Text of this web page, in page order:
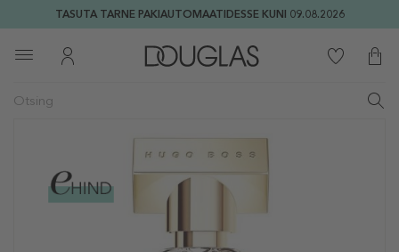
TASUTA TARNE PAKIAUTOMAATIDESSE KUNI 09.08.2026